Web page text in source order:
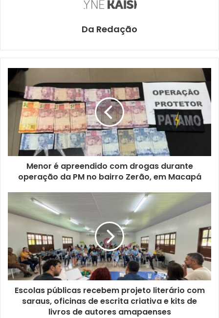
Da Redação
Menor é apreendido com drogas durante
operação da PM no bairro Zerão, em Macapá
Escolas públicas recebem projeto literário com
saraus, oficinas de escrita criativa e kits de
livros de autores amapaenses